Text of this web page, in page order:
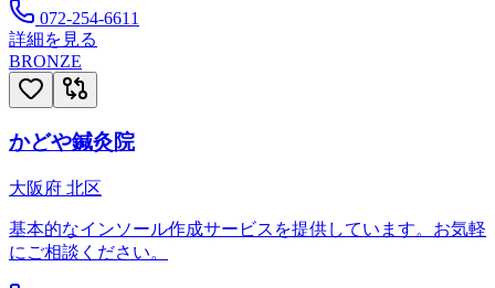
072-254-6611
詳細を見る
BRONZE
かどや鍼灸院
大阪府 北区
基本的なインソール作成サービスを提供しています。お気軽
にご相談ください。